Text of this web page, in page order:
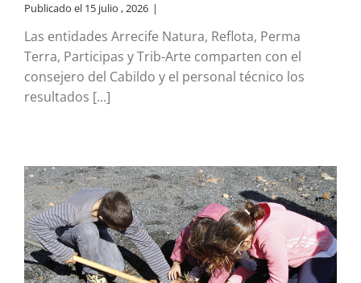
Publicado el 15 julio , 2026 |
Las entidades Arrecife Natura, Reflota, Perma
Terra, Participas y Trib-Arte comparten con el
consejero del Cabildo y el personal técnico los
resultados [...]